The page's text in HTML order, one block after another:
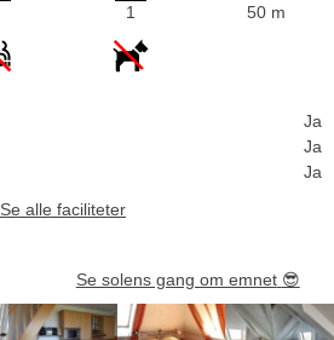
1 50 m
Ja
Ja
Ja
Se alle faciliteter
Se solens gang om emnet 😎